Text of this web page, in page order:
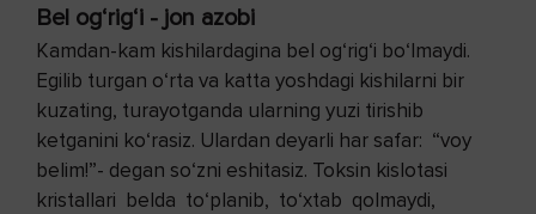
Bel og‘rig‘i - jon azobi
Kamdan-kam kishilardagina bel og‘rig‘i bo‘lmaydi.
Egilib turgan o‘rta va katta yoshdagi kishilarni bir
kuzating, turayotganda ularning yuzi tirishib
ketganini ko‘rasiz. Ulardan deyarli har safar: “voy
belim!”- degan so‘zni eshitasiz. Toksin kislotasi
kristallari belda to‘planib, to‘xtab qolmaydi,